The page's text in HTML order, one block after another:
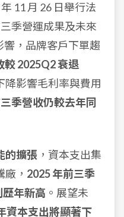
11 月 26 日舉行法
季營運成果及未來
響，品牌客戶下單趨
較 2025Q2 衰退
降影響毛利率與費用
季營收仍較去年同
的擴張 ，資本支出集
， 2025 年前三季
歷年新高 。展望未
資本支出將顯著下